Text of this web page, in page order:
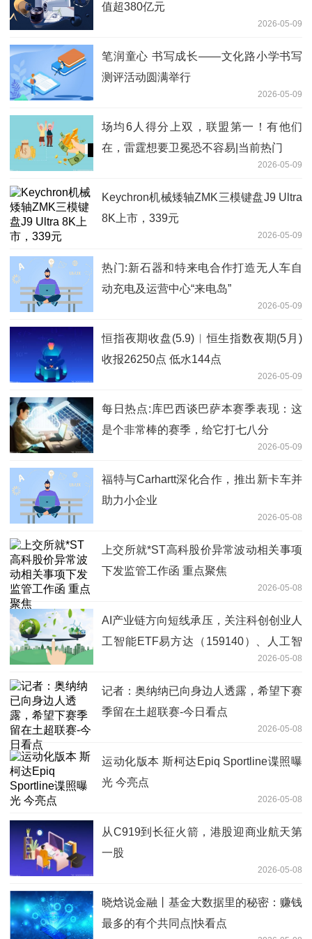
值超380亿元
2026-05-09
笔润童心 书写成长——文化路小学书写
测评活动圆满举行
2026-05-09
场均6人得分上双，联盟第一！有他们
在，雷霆想要卫冕恐不容易|当前热门
2026-05-09
Keychron机械矮轴ZMK三模键盘J9 Ultra
8K上市，339元
2026-05-09
热门:新石器和特来电合作打造无人车自
动充电及运营中心“来电岛”
2026-05-09
恒指夜期收盘(5.9)︱恒生指数夜期(5月)
收报26250点 低水144点
2026-05-09
每日热点:库巴西谈巴萨本赛季表现：这
是个非常棒的赛季，给它打七八分
2026-05-09
福特与Carhartt深化合作，推出新卡车并
助力小企业
2026-05-08
上交所就*ST高科股价异常波动相关事项
下发监管工作函 重点聚焦
2026-05-08
AI产业链方向短线承压，关注科创创业人
工智能ETF易方达（159140）、人工智
能ETF易方达（159819）投资机会-今日
看点
2026-05-08
记者：奥纳纳已向身边人透露，希望下赛
季留在土超联赛-今日看点
2026-05-08
运动化版本 斯柯达Epiq Sportline谍照曝
光 今亮点
2026-05-08
从C919到长征火箭，港股迎商业航天第
一股
2026-05-08
晓焓说金融丨基金大数据里的秘密：赚钱
最多的有个共同点|快看点